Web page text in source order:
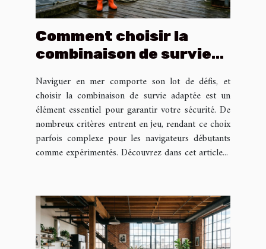
Comment choisir la
combinaison de survie
mer ?
Naviguer en mer comporte son lot de défis, et
choisir la combinaison de survie adaptée est un
élément essentiel pour garantir votre sécurité. De
nombreux critères entrent en jeu, rendant ce choix
parfois complexe pour les navigateurs débutants
comme expérimentés. Découvrez dans cet article...